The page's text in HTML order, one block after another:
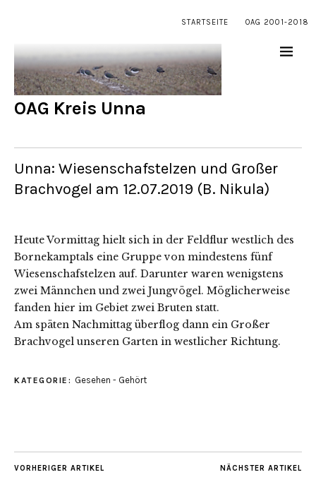
STARTSEITE OAG 2001-2018
OAG Kreis Unna
Unna: Wiesenschafstelzen und Großer
Brachvogel am 12.07.2019 (B. Nikula)
Heute Vormittag hielt sich in der Feldflur westlich des
Bornekamptals eine Gruppe von mindestens fünf
Wiesenschafstelzen auf. Darunter waren wenigstens
zwei Männchen und zwei Jungvögel. Möglicherweise
fanden hier im Gebiet zwei Bruten statt.
Am späten Nachmittag überflog dann ein Großer
Brachvogel unseren Garten in westlicher Richtung.
KATEGORIE: Gesehen - Gehört
VORHERIGER ARTIKEL NÄCHSTER ARTIKEL